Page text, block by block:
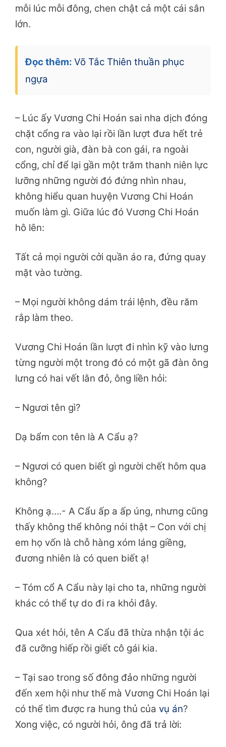
mỗi lúc mỗi đông, chen chật cả một cái sân
lớn.
Đọc thêm: Võ Tắc Thiên thuần phục
ngựa
– Lúc ấy Vương Chi Hoán sai nha dịch đóng
chặt cổng ra vào lại rồi lần lượt đưa hết trẻ
con, người già, đàn bà con gái, ra ngoài
cổng, chỉ để lại gần một trăm thanh niên lực
lưỡng những người đó đứng nhìn nhau,
không hiểu quan huyện Vương Chi Hoán
muốn làm gì. Giữa lúc đó Vương Chi Hoán
hô lên:
Tất cả mọi người cởi quần áo ra, đứng quay
mặt vào tường.
– Mọi người không dám trái lệnh, đều răm
rắp làm theo.
Vương Chi Hoán lần lượt đi nhìn kỹ vào lưng
từng người một trong đó có một gã đàn ông
lưng có hai vết lằn đỏ, ông liền hỏi:
– Ngươi tên gì?
Dạ bẩm con tên là A Cẩu ạ?
– Ngươi có quen biết gì người chết hôm qua
không?
Không ạ….- A Cẩu ấp a ấp úng, nhưng cũng
thấy không thể không nói thật – Con với chị
em họ vốn là chỗ hàng xóm láng giềng,
đương nhiên là có quen biết ạ!
– Tóm cổ A Cẩu này lại cho ta, những người
khác có thể tự do đi ra khỏi đây.
Qua xét hỏi, tên A Cẩu đã thừa nhận tội ác
đã cưỡng hiếp rồi giết cô gái kia.
– Tại sao trong số đông đảo những người
đến xem hội như thế mà Vương Chi Hoán lại
có thể tìm được ra hung thủ của vụ án?
Xong việc, có người hỏi, ông đã trả lời: